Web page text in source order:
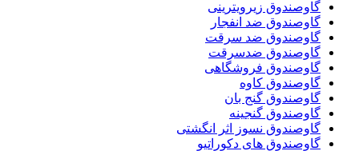
گاوصندوق زیرویترینی
گاوصندوق ضد انفجار
گاوصندوق ضد سرقت
گاوصندوق ضدسرقت
گاوصندوق فروشگاهی
گاوصندوق کاوه
گاوصندوق گنج بان
گاوصندوق گنجینه
گاوصندوق نسوز اثر انگشتی
گاوصندوق های دکوراتیو